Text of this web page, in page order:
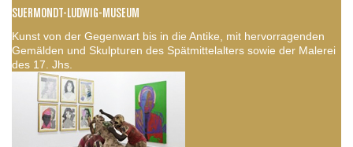
SUERMONDT-LUDWIG-MUSEUM
Kunst von der Gegenwart bis in die Antike, mit hervorragenden
Gemälden und Skulpturen des Spätmittelalters sowie der Malerei
des 17. Jhs.